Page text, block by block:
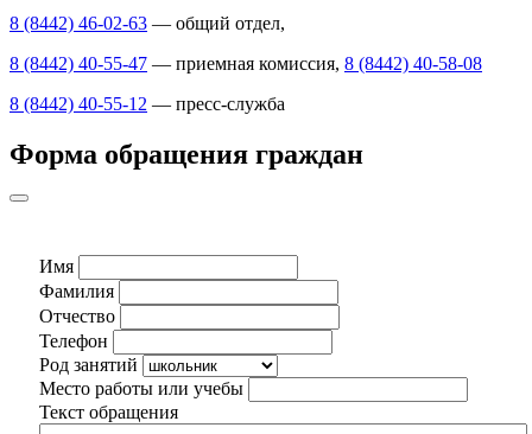
8 (8442) 46-02-63 — общий отдел,
8 (8442) 40-55-47 — приемная комиссия, 8 (8442) 40-58-08
8 (8442) 40-55-12 — пресс-служба
Форма обращения граждан
Имя
Фамилия
Отчество
Телефон
Род занятий
Место работы или учебы
Текст обращения